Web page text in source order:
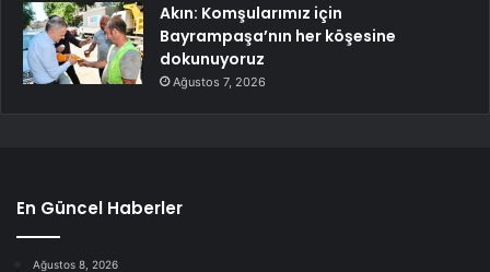
Akın: Komşularımız için
Bayrampaşa’nın her köşesine
dokunuyoruz
Ağustos 7, 2026
En Güncel Haberler
Ağustos 8, 2026